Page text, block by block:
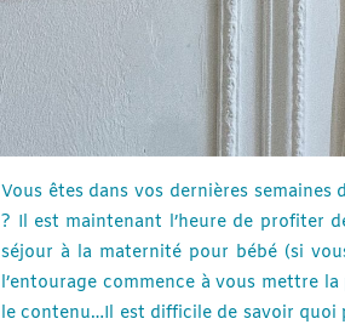
Vous êtes dans vos dernières
? Il est maintenant l’heure de profiter
séjour à la maternité pour bébé (si
l’entourage commence à vous mettre la
le contenu…Il est difficile de savoir quoi